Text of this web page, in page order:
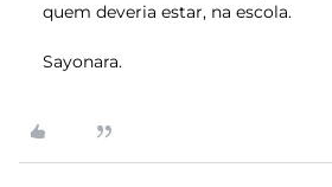
quem deveria estar, na escola.
Sayonara.